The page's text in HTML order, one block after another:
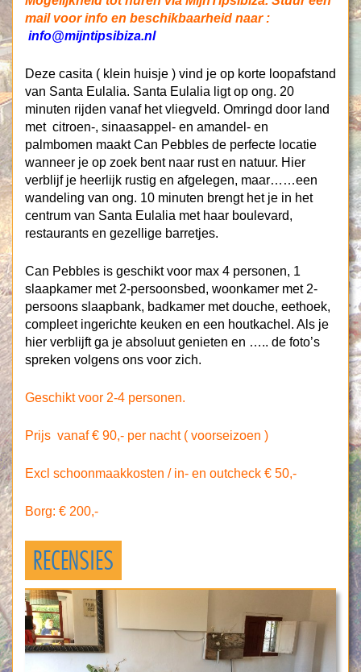
mail voor info en beschikbaarheid naar :
info@mijntipsibiza.nl
Deze casita ( klein huisje ) vind je op korte loopafstand
van Santa Eulalia. Santa Eulalia ligt op ong. 20
minuten rijden vanaf het vliegveld. Omringd door land
met citroen-, sinaasappel- en amandel- en
palmbomen maakt Can Pebbles de perfecte locatie
wanneer je op zoek bent naar rust en natuur. Hier
verblijf je heerlijk rustig en afgelegen, maar……een
wandeling van ong. 10 minuten brengt het je in het
centrum van Santa Eulalia met haar boulevard,
restaurants en gezellige barretjes.
Can Pebbles is geschikt voor max 4 personen, 1
slaapkamer met 2-persoonsbed, woonkamer met 2-
persoons slaapbank, badkamer met douche, eethoek,
compleet ingerichte keuken en een houtkachel. Als je
hier verblijft ga je absoluut genieten en ….. de foto’s
spreken volgens ons voor zich.
Geschikt voor 2-4 personen.
Prijs vanaf € 90,- per nacht ( voorseizoen )
Excl schoonmaakkosten / in- en outcheck € 50,-
Borg: € 200,-
RECENSIES